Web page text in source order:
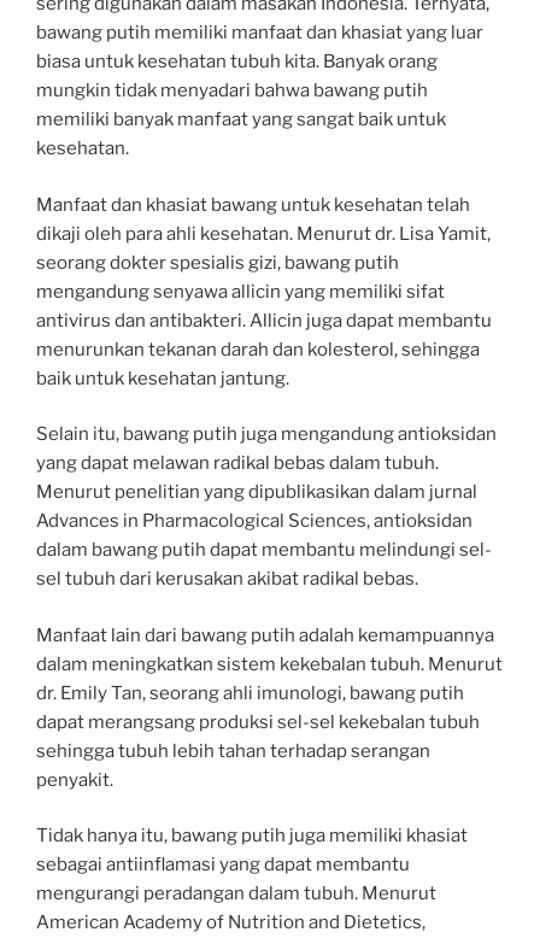
bawang putih memiliki manfaat dan khasiat yang luar
biasa untuk kesehatan tubuh kita. Banyak orang
mungkin tidak menyadari bahwa bawang putih
memiliki banyak manfaat yang sangat baik untuk
kesehatan.
Manfaat dan khasiat bawang untuk kesehatan telah
dikaji oleh para ahli kesehatan. Menurut dr. Lisa Yamit,
seorang dokter spesialis gizi, bawang putih
mengandung senyawa allicin yang memiliki sifat
antivirus dan antibakteri. Allicin juga dapat membantu
menurunkan tekanan darah dan kolesterol, sehingga
baik untuk kesehatan jantung.
Selain itu, bawang putih juga mengandung antioksidan
yang dapat melawan radikal bebas dalam tubuh.
Menurut penelitian yang dipublikasikan dalam jurnal
Advances in Pharmacological Sciences, antioksidan
dalam bawang putih dapat membantu melindungi sel-
sel tubuh dari kerusakan akibat radikal bebas.
Manfaat lain dari bawang putih adalah kemampuannya
dalam meningkatkan sistem kekebalan tubuh. Menurut
dr. Emily Tan, seorang ahli imunologi, bawang putih
dapat merangsang produksi sel-sel kekebalan tubuh
sehingga tubuh lebih tahan terhadap serangan
penyakit.
Tidak hanya itu, bawang putih juga memiliki khasiat
sebagai antiinflamasi yang dapat membantu
mengurangi peradangan dalam tubuh. Menurut
American Academy of Nutrition and Dietetics,